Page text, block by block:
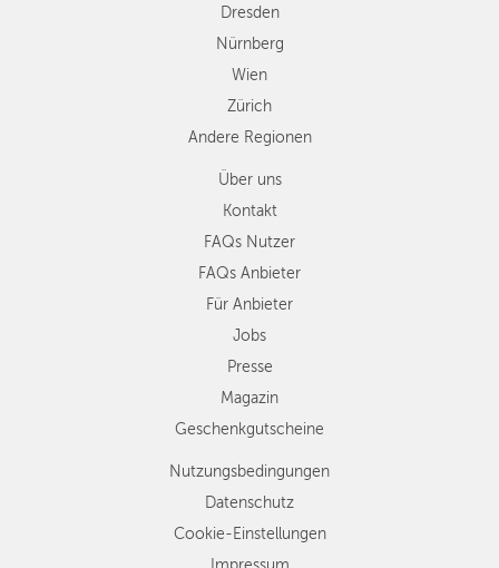
Dresden
Nürnberg
Wien
Zürich
Andere Regionen
Über uns
Kontakt
FAQs Nutzer
FAQs Anbieter
Für Anbieter
Jobs
Presse
Magazin
Geschenkgutscheine
Nutzungsbedingungen
Datenschutz
Cookie-Einstellungen